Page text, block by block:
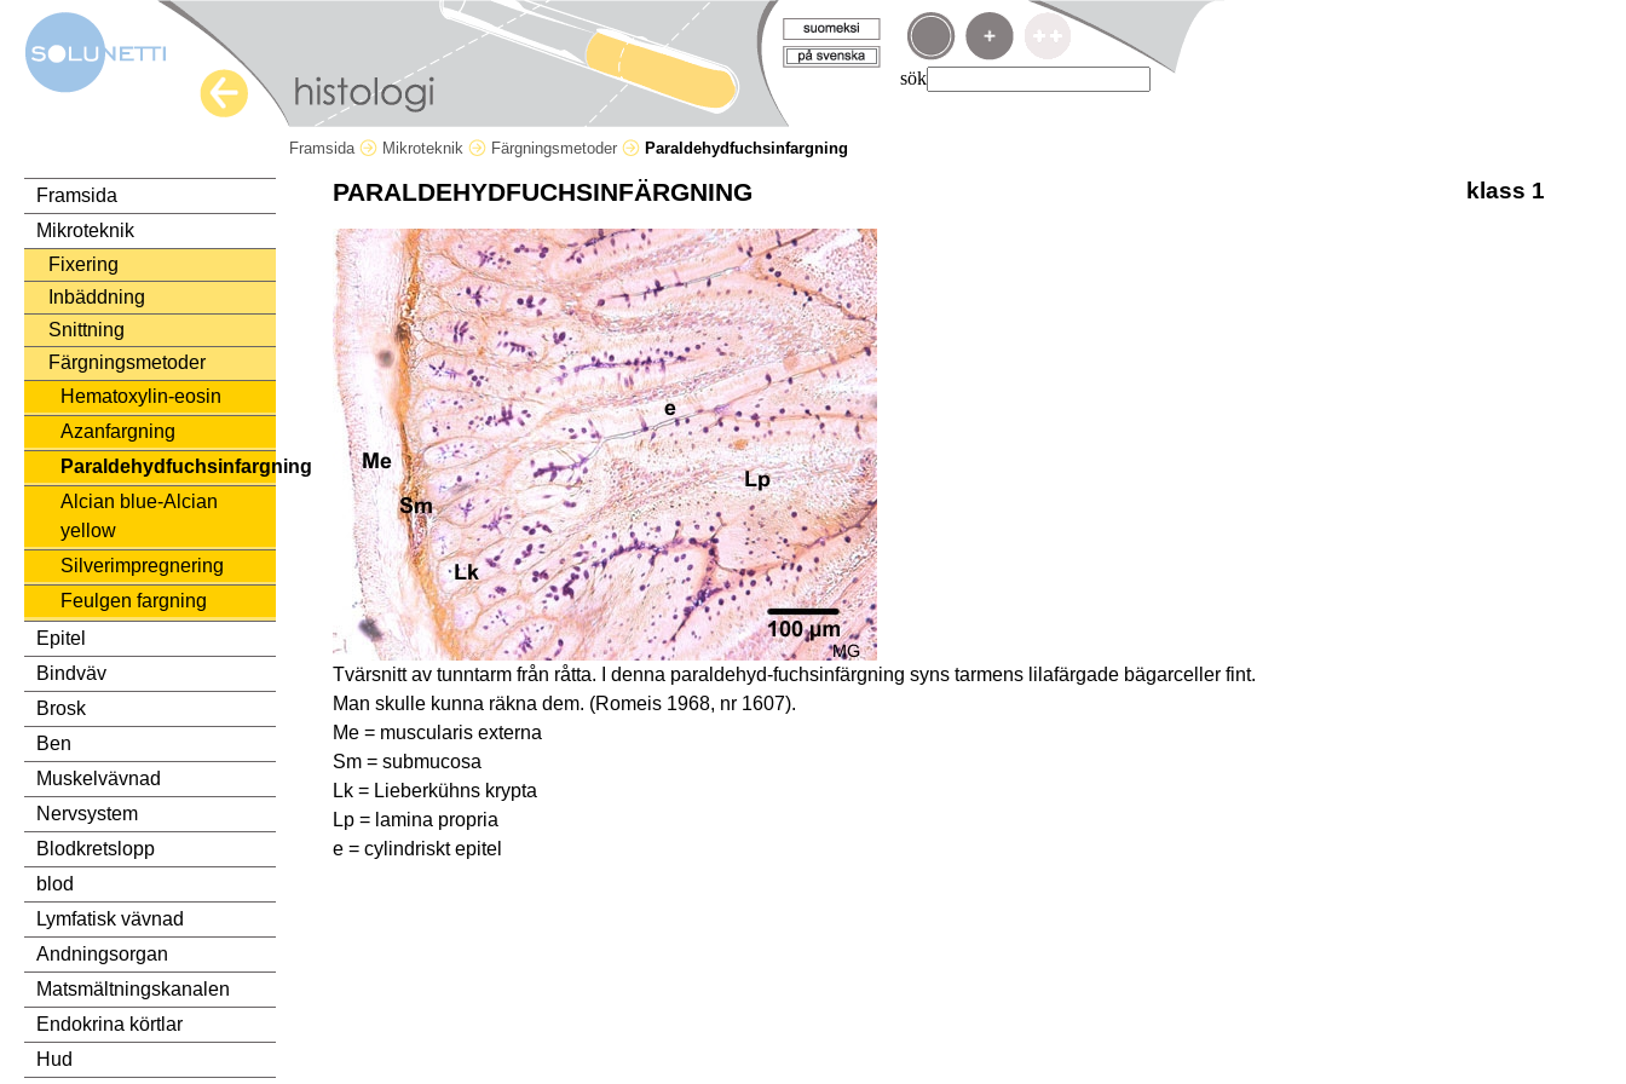
sök
Framsida Mikroteknik Färgningsmetoder Paraldehydfuchsinfargning
Framsida
Mikroteknik
Fixering
Inbäddning
Snittning
Färgningsmetoder
Hematoxylin-eosin
Azanfargning
Paraldehydfuchsinfargning
Alcian blue-Alcian
yellow
Silverimpregnering
Feulgen fargning
Epitel
Bindväv
Brosk
Ben
Muskelvävnad
Nervsystem
Blodkretslopp
blod
Lymfatisk vävnad
Andningsorgan
Matsmältningskanalen
Endokrina körtlar
Hud
klass 1
PARALDEHYDFUCHSINFÄRGNING
Tvärsnitt av tunntarm från råtta. I denna paraldehyd-fuchsinfärgning syns tarmens lilafärgade bägarceller fint.
Man skulle kunna räkna dem. (Romeis 1968, nr 1607).
Me = muscularis externa
Sm = submucosa
Lk = Lieberkühns krypta
Lp = lamina propria
e = cylindriskt epitel